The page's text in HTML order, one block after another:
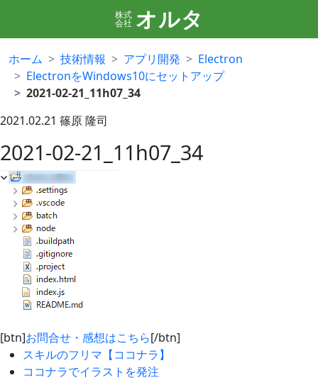
株式
会社 オルタ
ホーム 技術情報 アプリ開発
Electron
ElectronをWindows10にセットアップ
2021-02-21_11h07_34
2021.02.21 篠原 隆司
2021-02-21_11h07_34
[btn]お問合せ・感想はこちら[/btn]
スキルのフリマ【ココナラ】
ココナラでイラストを発注